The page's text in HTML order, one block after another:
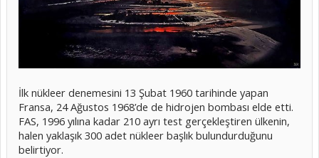
İlk nükleer denemesini 13 Şubat 1960 tarihinde yapan
Fransa, 24 Ağustos 1968’de de hidrojen bombası elde etti.
FAS, 1996 yılına kadar 210 ayrı test gerçekleştiren ülkenin,
halen yaklaşık 300 adet nükleer başlık bulundurduğunu
belirtiyor.